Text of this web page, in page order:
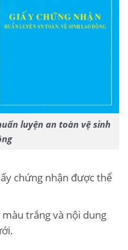
luyện an toàn vệ sinh
chứng nhận được thể
trắng và nội dung